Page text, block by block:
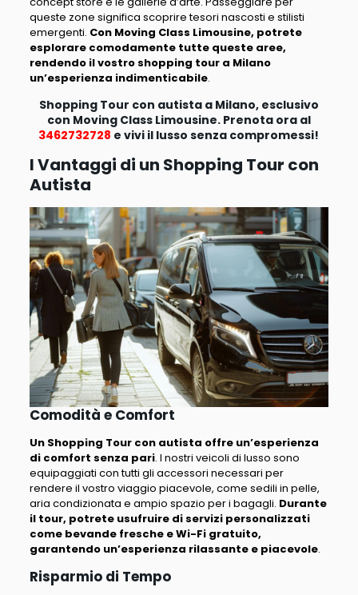
queste zone significa scoprire tesori nascosti e stilisti
emergenti. Con Moving Class Limousine, potrete
esplorare comodamente tutte queste aree,
rendendo il vostro shopping tour a Milano
un’esperienza indimenticabile.
Shopping Tour con autista a Milano, esclusivo
con Moving Class Limousine. Prenota ora al
3462732728 e vivi il lusso senza compromessi!
I Vantaggi di un Shopping Tour con
Autista
Comodità e Comfort
Un Shopping Tour con autista offre un’esperienza
di comfort senza pari. I nostri veicoli di lusso sono
equipaggiati con tutti gli accessori necessari per
rendere il vostro viaggio piacevole, come sedili in pelle,
aria condizionata e ampio spazio per i bagagli. Durante
il tour, potrete usufruire di servizi personalizzati
come bevande fresche e Wi-Fi gratuito,
garantendo un’esperienza rilassante e piacevole.
Risparmio di Tempo